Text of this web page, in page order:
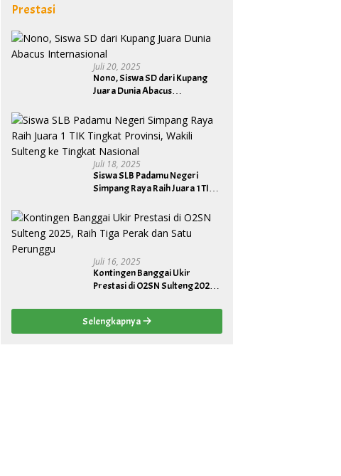
Prestasi
Juli 20, 2025
Nono, Siswa SD dari Kupang
Juara Dunia Abacus
Juli 18, 2025
Siswa SLB Padamu Negeri
Simpang Raya Raih Juara 1 TIK
ke Tingkat Nasional
Juli 16, 2025
Kontingen Banggai Ukir
Prestasi di O2SN Sulteng 2025,
Perunggu
Selengkapnya